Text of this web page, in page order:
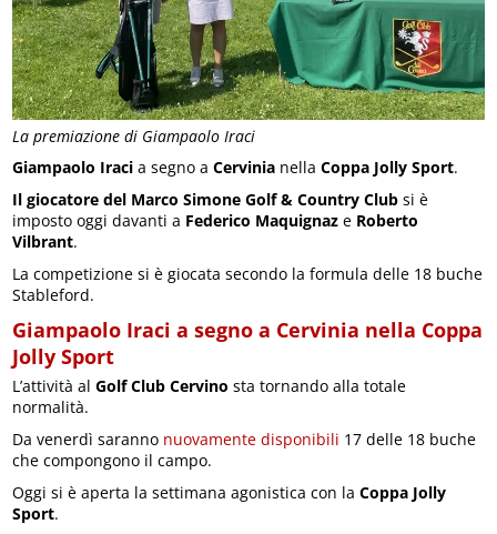
La premiazione di Giampaolo Iraci
Giampaolo Iraci a segno aCervinia nellaCoppa Jolly Sport.
Il giocatore del Marco Simone Golf & Country Club si è
imposto oggi davanti a Federico Maquignaz e Roberto
Vilbrant.
La competizione si è giocata secondo la formula delle 18 buche
Stableford.
Giampaolo Iraci a segno a Cervinia nella Coppa
Jolly Sport
L’attività alGolf Club Cervino sta tornando alla totale
normalità.
Da venerdì saranno nuovamente disponibili 17 delle 18 buche
che compongono il campo.
Oggi si è aperta la settimana agonistica con laCoppa Jolly
Sport.